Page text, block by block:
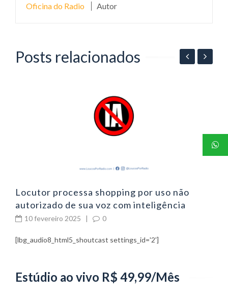
Oficina do Radio Autor
Posts relacionados
Locutor processa shopping por uso não
autorizado de sua voz com inteligência
artificial
10 fevereiro 2025 | 0
[lbg_audio8_html5_shoutcast settings_id='2']
Estúdio ao vivo R$ 49,99/Mês